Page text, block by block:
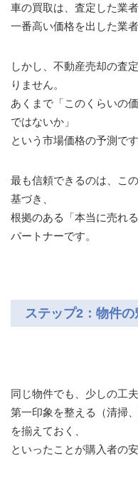
車の買取は、査定した業
一番高い価格を出した業
しかし、不動産売却の査
りません。
あくまで「このくらいの
ではないか」
という市場価格の予測です
最も信頼できるのは、こ
基づき、
根拠のある「本当に売れ
パートナーです。
ステップ2：物件
同じ物件でも、少しの工
第一印象を整える（清掃
を揃えておく、
といったことが購入者の